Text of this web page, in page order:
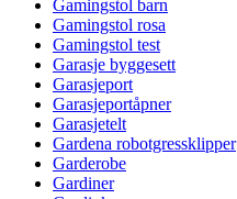
Gamingstol barn
Gamingstol rosa
Gamingstol test
Garasje byggesett
Garasjeport
Garasjeportåpner
Garasjetelt
Gardena robotgressklipper
Garderobe
Gardiner